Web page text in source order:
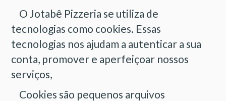
O Jotabê Pizzeria se utiliza de
tecnologias como cookies. Essas
tecnologias nos ajudam a autenticar a sua
conta, promover e aperfeiçoar nossos
serviços,
Cookies são pequenos arquivos